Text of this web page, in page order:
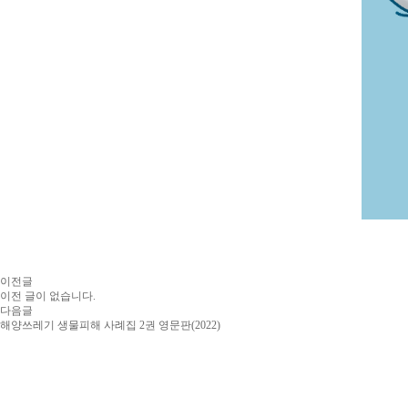
이전글
이전 글이 없습니다.
다음글
해양쓰레기 생물피해 사례집 2권 영문판(2022)